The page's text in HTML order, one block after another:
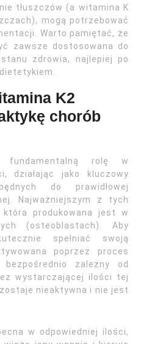
tłuszczów (a witamina K
mogą potrzebować
Warto pamiętać, że
zawsze dostosowana do
zdrowia, najlepiej po
K2
chorób
fundamentalną rolę w
działając jako kluczowy
do prawidłowej
Najważniejszym z tych
która produkowana jest w
(osteoblastach). Aby
spełniać swoją
poprzez proces
zależny od
wystarczającej ilości tej
nieaktywna i nie jest
w odpowiedniej ilości,